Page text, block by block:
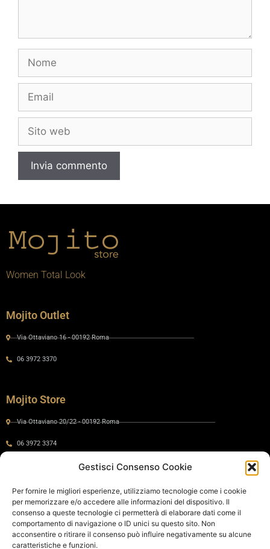
Gestisci Consenso Cookie
Per fornire le migliori esperienze, utilizziamo tecnologie come i cookie
per memorizzare e/o accedere alle informazioni del dispositivo. Il
consenso a queste tecnologie ci permetterà di elaborare dati come il
comportamento di navigazione o ID unici su questo sito. Non
acconsentire o ritirare il consenso può influire negativamente su alcune
caratteristiche e funzioni.
Women Total Look
Mojito Outlet
Via Ottaviano 16 - 00192 Roma
06 3972 3370
Mojito Store
Via Ottaviano 20/22 - 00192 Roma
06 3972 3374
Via Ottaviano 24 - 00192 Roma
06 575 8821